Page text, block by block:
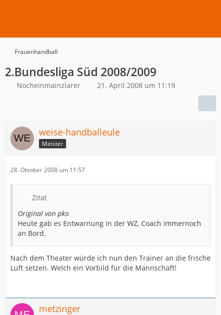
Frauenhandball
2.Bundesliga Süd 2008/2009
Nocheinmainzlarer 21. April 2008 um 11:19
weise-handballeule
Meister
28. Oktober 2008 um 11:57
Zitat
Original von pko
Heute gab es Entwarnung in der WZ, Coach immernoch
an Bord.
Nach dem Theater würde ich nun den Trainer an die frische
Luft setzen. Welch ein Vorbild für die Mannschaft!
metzinger